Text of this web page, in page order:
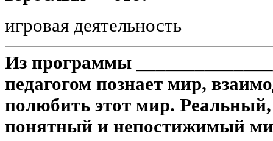
игровая деятельность
Из программы
педагогом познает мир,
полюбить этот мир.
понятный и непостижимый